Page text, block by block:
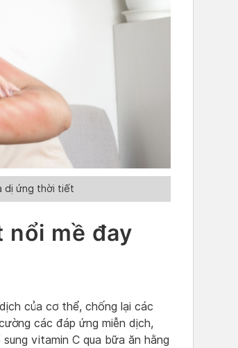
dị ứng thời tiết
mề đay
của cơ thể, chống lại các
các đáp ứng miễn dịch,
vitamin C qua bữa ăn hằng